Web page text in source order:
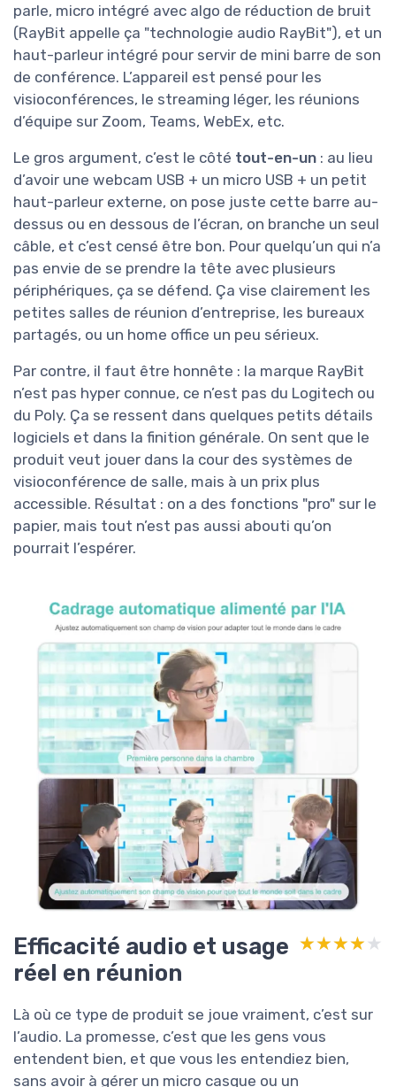
parle, micro intégré avec algo de réduction de bruit
(RayBit appelle ça "technologie audio RayBit"), et un
haut-parleur intégré pour servir de mini barre de son
de conférence. L’appareil est pensé pour les
visioconférences, le streaming léger, les réunions
d’équipe sur Zoom, Teams, WebEx, etc.
Le gros argument, c’est le côté tout-en-un : au lieu
d’avoir une webcam USB + un micro USB + un petit
haut-parleur externe, on pose juste cette barre au-
dessus ou en dessous de l’écran, on branche un seul
câble, et c’est censé être bon. Pour quelqu’un qui n’a
pas envie de se prendre la tête avec plusieurs
périphériques, ça se défend. Ça vise clairement les
petites salles de réunion d’entreprise, les bureaux
partagés, ou un home office un peu sérieux.
Par contre, il faut être honnête : la marque RayBit
n’est pas hyper connue, ce n’est pas du Logitech ou
du Poly. Ça se ressent dans quelques petits détails
logiciels et dans la finition générale. On sent que le
produit veut jouer dans la cour des systèmes de
visioconférence de salle, mais à un prix plus
accessible. Résultat : on a des fonctions "pro" sur le
papier, mais tout n’est pas aussi abouti qu’on
pourrait l’espérer.
Efficacité audio et usage
réel en réunion
★★★★★
★★★★★
Là où ce type de produit se joue vraiment, c’est sur
l’audio. La promesse, c’est que les gens vous
entendent bien, et que vous les entendiez bien,
sans avoir à gérer un micro casque ou un